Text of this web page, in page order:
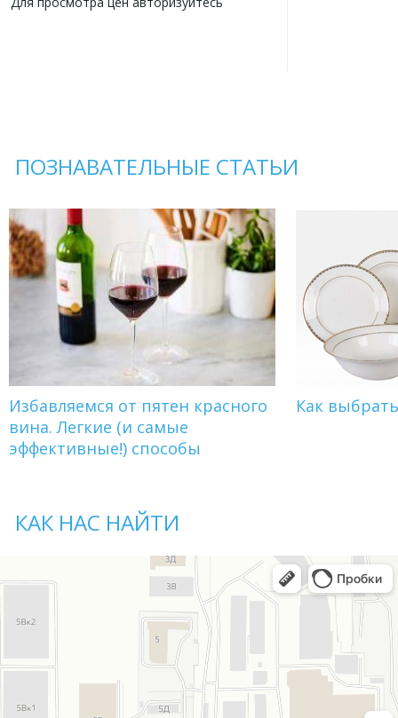
ПОЗНАВАТЕЛЬНЫЕ СТАТЬИ
Избавляемся от пятен красного
вина. Легкие (и самые
эффективные!) способы
Как
КАК НАС НАЙТИ